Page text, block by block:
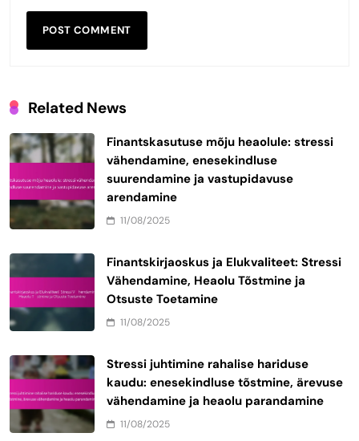
Related News
Finantskasutuse mõju heaolule: stressi
vähendamine, enesekindluse
suurendamine ja vastupidavuse
arendamine
11/08/2025
Finantskirjaoskus ja Elukvaliteet: Stressi
Vähendamine, Heaolu Tõstmine ja
Otsuste Toetamine
11/08/2025
Stressi juhtimine rahalise hariduse
kaudu: enesekindluse tõstmine, ärevuse
vähendamine ja heaolu parandamine
11/08/2025